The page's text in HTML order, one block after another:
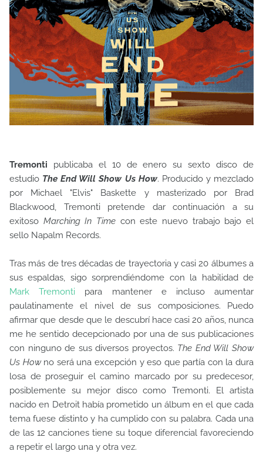
Tremonti publicaba el 10 de enero su sexto disco de
estudio The End Will Show Us How. Producido y mezclado
por Michael "Elvis" Baskette y masterizado por Brad
Blackwood, Tremonti pretende dar continuación a su
exitoso Marching In Time con este nuevo trabajo bajo el
sello Napalm Records.
Tras más de tres décadas de trayectoria y casi 20 álbumes a
sus espaldas, sigo sorprendiéndome con la habilidad de
Mark Tremonti para mantener e incluso aumentar
paulatinamente el nivel de sus composiciones. Puedo
afirmar que desde que le descubrí hace casi 20 años, nunca
me he sentido decepcionado por una de sus publicaciones
con ninguno de sus diversos proyectos. The End Will Show
Us Howno será una excepción y eso que partía con la dura
losa de proseguir el camino marcado por su predecesor,
posiblemente su mejor disco como Tremonti. El artista
nacido en Detroit había prometido un álbum en el que cada
tema fuese distinto y ha cumplido con su palabra. Cada una
de las 12 canciones tiene su toque diferencial favoreciendo
a repetir el largo una y otra vez.